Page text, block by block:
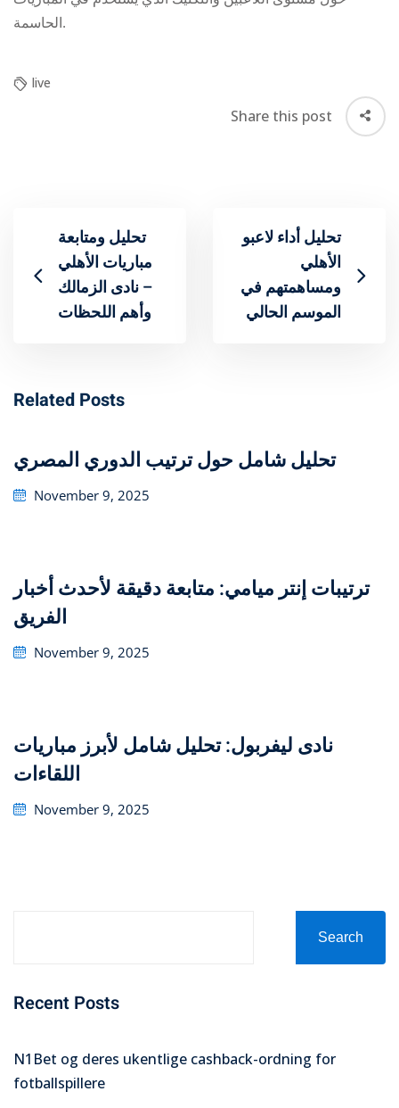
الحاسمة.
live
Share this post
تحليل ومتابعة
مباريات الأهلي
– نادى الزمالك
وأهم اللحظات
تحليل أداء لاعبو
ومساهمتهم في
الموسم الحالي
Related Posts
تحليل شامل حول ترتيب الدوري المصري
Posted
November 9, 2025
ترتيبات إنتر ميامي: متابعة دقيقة لأحدث أخبار
الفريق
Posted
November 9, 2025
مباريات ‎نادى ليفربول: تحليل شامل لأبرز
اللقاءات
Posted
November 9, 2025
Search
Recent Posts
N1Bet og deres ukentlige cashback-ordning for
fotballspillere